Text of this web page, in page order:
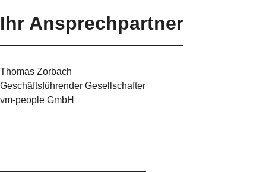
Ihr Ansprechpartner
Thomas Zorbach
Geschäftsführender Gesellschafter
vm-people GmbH